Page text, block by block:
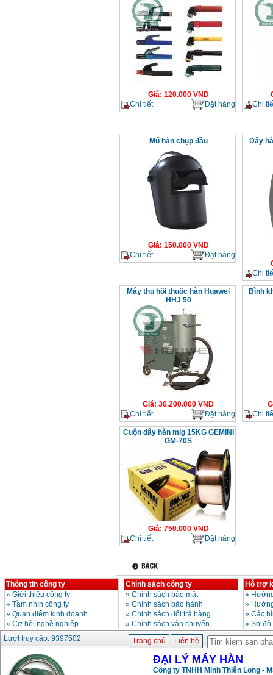
Giá: 120.000VND
Chi tiết
Đặt hàng
Chi
Mũ hàn chụp đầu
Giá: 150.000VND
Chi tiết
Đặt hàng
Dây
Chi
Máy thu hồi thuốc hàn Huawei
HHJ 50
Giá: 30.200.000 VND
Chi tiết
Đặt hàng
Bình
Chi
Cuộn dây hàn mig 15KG GEMINI
GM-70S
Giá: 750.000VND
Chi tiết
Đặt hàng
Thông tin công ty
» Giới thiệu công ty
» Tầm nhìn công ty
» Quan điểm kinh doanh
» Cơ hội nghề nghiệp
Chính sách công ty
» Chính sách bảo mật
» Chính sách bảo hành
» Chinh sách đổi trả hàng
» Chính sách vận chuyển
Hỗ trợ
»
»
» Các
» Sơ
Lượt truy cập: 9397502
Trang chủ Liên hệ
ĐẠI LÝ MÁY HÀN
Công ty TNHH Minh Thiên Long -